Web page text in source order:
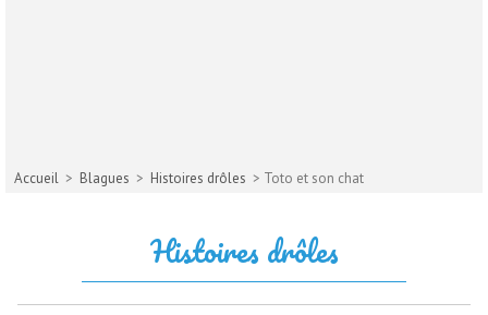
Accueil > Blagues > Histoires drôles > Toto et son chat
Histoires drôles